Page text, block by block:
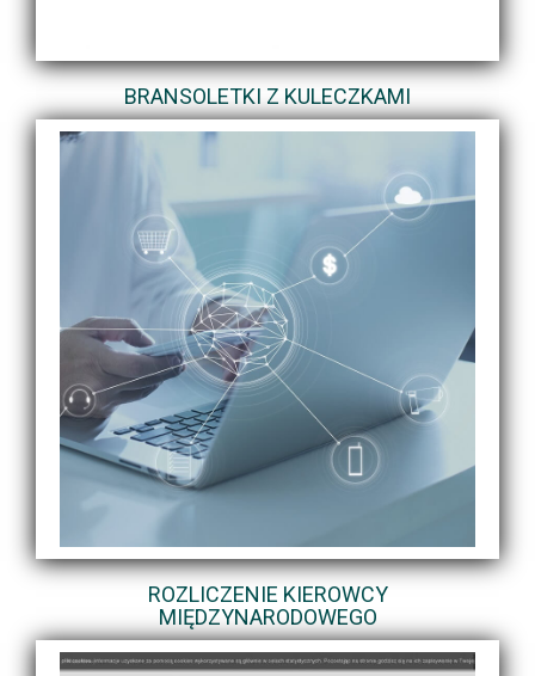
BRANSOLETKI Z KULECZKAMI
ROZLICZENIE KIEROWCY
MIĘDZYNARODOWEGO